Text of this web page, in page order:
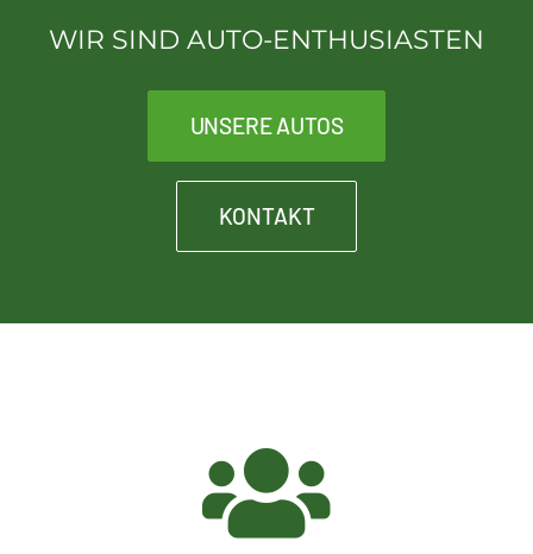
Kult-Blech-Shop für Vereinsmitglieder
WIR SIND AUTO-ENTHUSIASTEN
UNSERE AUTOS
KONTAKT